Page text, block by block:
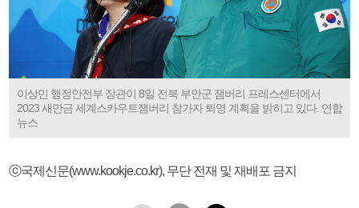
이상민 행정안전부 장관이 8일 전북 부안군 잼버리 프레스센터에서
2023 새만금 세계스카우트잼버리 참가자 퇴영 계획을 밝히고 있다. 연합
뉴스
ⓒ국제신문(www.kookje.co.kr), 무단 전재 및 재배포 금지